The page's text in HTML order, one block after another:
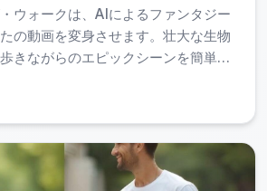
やTikTok向けの驚き要素のあるト
ブランドのプロモーション素材
ウォークは、AIによるファンタジー
の動画を変身させます。壮大な生物
きながらのエピックシーンを簡単に